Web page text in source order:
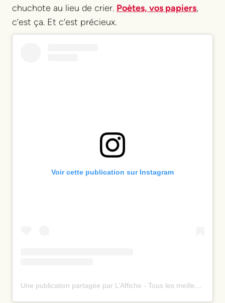
chuchote au lieu de crier. Poètes, vos papiers,
c’est ça. Et c’est précieux.
Voir cette publication sur Instagram
Une publication partagée par L’Affiche - Tous les meilleurs spectacles ⭐️ (@laffiche.co)